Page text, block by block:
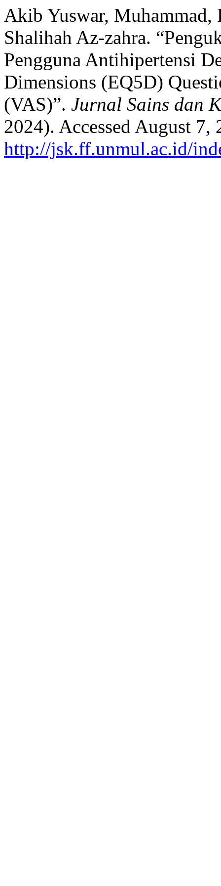
Akib Yuswar, Muhammad,
Shalihah Az-zahra.
Pengguna Antihipertensi
Dimensions (EQ5D)
(VAS)”. Jurnal Sains dan
2024). Accessed August 7,
http://jsk.ff.unmul.ac.id/